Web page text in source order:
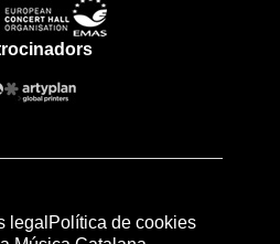
legal Política de cookies